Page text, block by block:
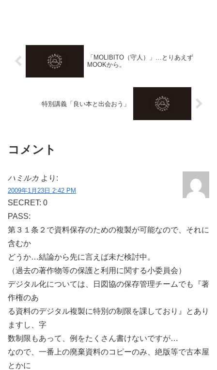
「MOLIBITO（守人）」…とりあえず
MOOKから。
特別講義「良い本と出会おう」
コメント
ハミルカ より:
2009年1月23日 2:42 PM
SECRET: 0
PASS:
第３１条２で資料保存のための複製が可能なので、それに
含むか
どうか…結論から先に言えば未だ検討中。
（過去の著作物等の保護と利用に関する小委員会）
デジタル化については、日図協の保存管理チームでも『著
作権のあ
る資料のデジタル複製に特別の制限を課しており』とあり
ますし、字
数制限もあって、例をたくさん書けないですが…
なので、一番上の廃棄資料のコピーのみ、絶版等で古本屋
とかに